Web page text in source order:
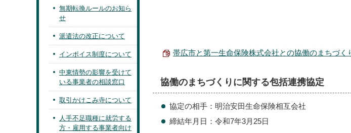
帯広市と第一生命保険株式会社との協働のまちづく
協働のまちづくりに関する包括連携協定
協定の相手：明治安田生命保険相互会社
締結年月日：令和7年3月25日
無期転換ルールのお知ら
せ
派遣法の改正について
インボイス制度について
中東情勢の影響を受けて
いる事業者の相談窓口
取引かけこみ寺について
人手不足職種に就労する
方・雇用する事業者向け